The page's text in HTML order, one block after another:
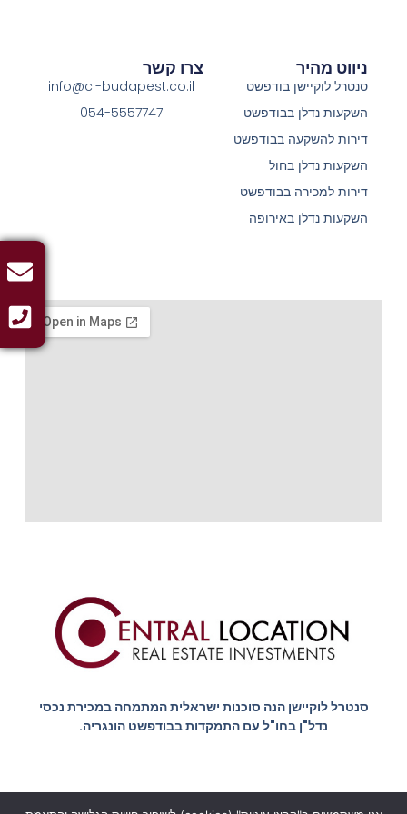
סנטרל לוקיישן הנה סוכנות ישראלית המתמחה במכירת נכסי
נדל"ן בחו"ל עם התמקדות בבודפשט הונגריה.
ניווט מהיר
סנטרל לוקיישן בודפשט
השקעות נדלן בבודפשט
דירות להשקעה בבודפשט
השקעות נדלן בחול
דירות למכירה בבודפשט
השקעות נדלן באירופה
צרו קשר
info@cl-budapest.co.il
054-5557747